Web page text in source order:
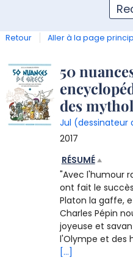
Retour Aller à la page
Détail
document
50
des
Jul (dessinateur
2017
RÉSUMÉ
"Avec l'humour
ont fait le
Platon la gaffe,
Charles Pépin
joyeuse et
l'Olympe et des
[...]